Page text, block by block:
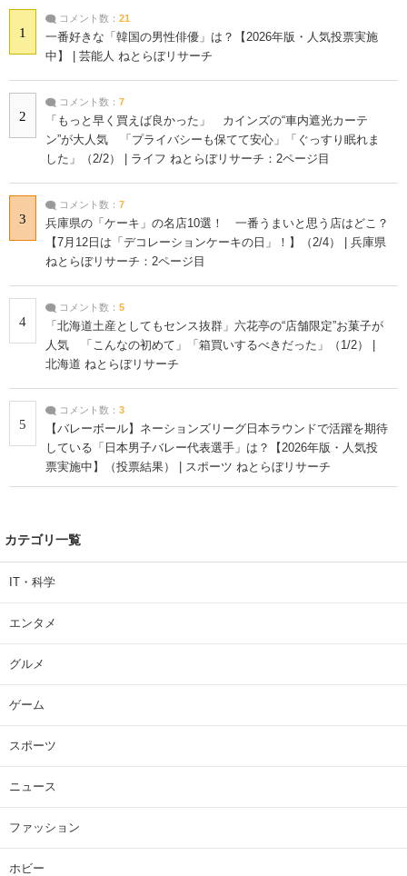
1
コメント数： 21
一番好きな「韓国の男性俳優」は？【2026年版・人気投票実施
中】 | 芸能人 ねとらぼリサーチ
2
コメント数： 7
「もっと早く買えば良かった」 カインズの“車内遮光カーテ
ン”が大人気 「プライバシーも保てて安心」「ぐっすり眠れま
した」（2/2） | ライフ ねとらぼリサーチ：2ページ目
3
コメント数： 7
兵庫県の「ケーキ」の名店10選！ 一番うまいと思う店はどこ？
【7月12日は「デコレーションケーキの日」！】（2/4） | 兵庫県
ねとらぼリサーチ：2ページ目
4
コメント数： 5
「北海道土産としてもセンス抜群」六花亭の“店舗限定”お菓子が
人気 「こんなの初めて」「箱買いするべきだった」（1/2） |
北海道 ねとらぼリサーチ
5
コメント数： 3
【バレーボール】ネーションズリーグ日本ラウンドで活躍を期待
している「日本男子バレー代表選手」は？【2026年版・人気投
票実施中】（投票結果） | スポーツ ねとらぼリサーチ
カテゴリ一覧
IT・科学
エンタメ
グルメ
ゲーム
スポーツ
ニュース
ファッション
ホビー